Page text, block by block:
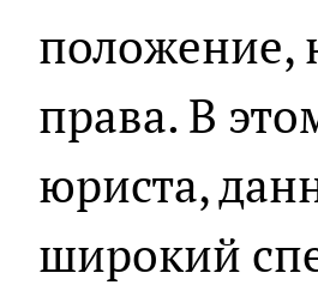
положение,
права. В
юриста,
широкий